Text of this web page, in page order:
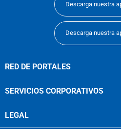
Descarga nuestra
Descarga nuestra
RED DE PORTALES
SERVICIOS CORPORATIVOS
LEGAL